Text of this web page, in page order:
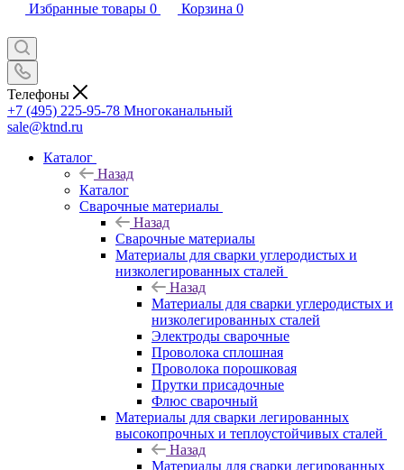
Избранные товары 0 Корзина 0
Телефоны
+7 (495) 225-95-78 Многоканальный
sale@ktnd.ru
Каталог
Назад
Каталог
Сварочные материалы
Назад
Сварочные материалы
Материалы для сварки углеродистых и
низколегированных сталей
Назад
Материалы для сварки углеродистых и
низколегированных сталей
Электроды сварочные
Проволока сплошная
Проволока порошковая
Прутки присадочные
Флюс сварочный
Материалы для сварки легированных
высокопрочных и теплоустойчивых сталей
Назад
Материалы для сварки легированных